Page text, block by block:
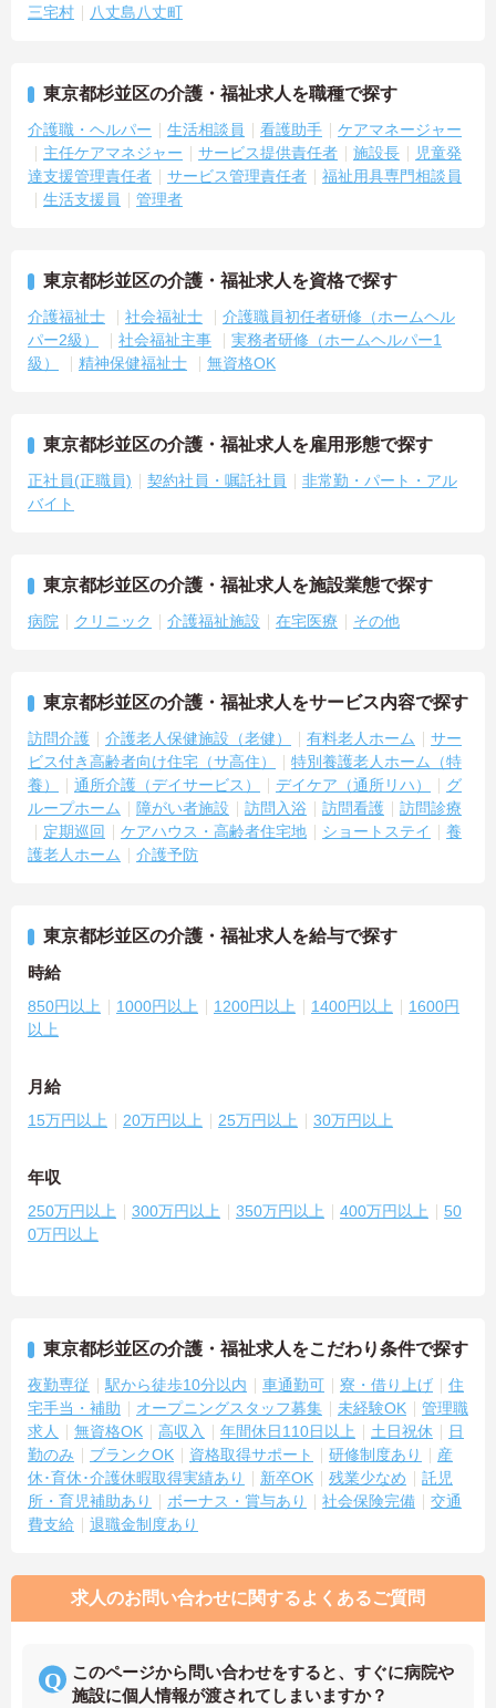
三宅村 八丈島八丈町
東京都杉並区の介護・福祉求人を職種で探す
介護職・ヘルパー 生活相談員 看護助手
ケアマネージャー
主任ケアマネジャー
サービス提供責任者 施設長
児童発
達支援管理責任者
サービス管理責任者
福祉用具専門相談員
生活支援員
管理者
東京都杉並区の介護・福祉求人を資格で探す
介護福祉士 社会福祉士
介護職員初任者研修（ホームヘル
パー2級）
社会福祉主事
実務者研修（ホームヘルパー1
級）
精神保健福祉士 無資格OK
東京都杉並区の介護・福祉求人を雇用形態で探す
正社員(正職員) 契約社員・嘱託社員
非常勤・パート・アル
バイト
東京都杉並区の介護・福祉求人を施設業態で探す
病院 クリニック 介護福祉施設 在宅医療 その他
東京都杉並区の介護・福祉求人をサービス内容で探す
訪問介護 介護老人保健施設（老健） 有料老人ホーム
サー
ビス付き高齢者向け住宅（サ高住）
特別養護老人ホーム（特
養）
通所介護（デイサービス） デイケア（通所リハ）
グ
ループホーム
障がい者施設 訪問入浴 訪問看護
訪問診療
定期巡回
ケアハウス・高齢者住宅地 ショートステイ
養
護老人ホーム
介護予防
東京都杉並区の介護・福祉求人を給与で探す
時給
850円以上 1000円以上 1200円以上 1400円以上
1600円
以上
月給
15万円以上 20万円以上 25万円以上 30万円以上
年収
250万円以上 300万円以上 350万円以上 400万円以上
50
0万円以上
東京都杉並区の介護・福祉求人をこだわり条件で探す
夜勤専従 駅から徒歩10分以内 車通勤可 寮・借り上げ
住
宅手当・補助
オープニングスタッフ募集 未経験OK
管理職
求人
無資格OK 高収入 年間休日110日以上 土日祝休
日
勤のみ
ブランクOK 資格取得サポート 研修制度あり
産
休･育休･介護休暇取得実績あり
新卒OK 残業少なめ
託児
所・育児補助あり
ボーナス・賞与あり 社会保険完備
交通
費支給
退職金制度あり
求人のお問い合わせに関するよくあるご質問
このページから問い合わせをすると、すぐに病院や
施設に個人情報が渡されてしまいますか？